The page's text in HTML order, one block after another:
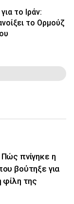
το Ιράν:
το Ορμούζ
πνίγηκε η
βούτηξε για
φίλη της